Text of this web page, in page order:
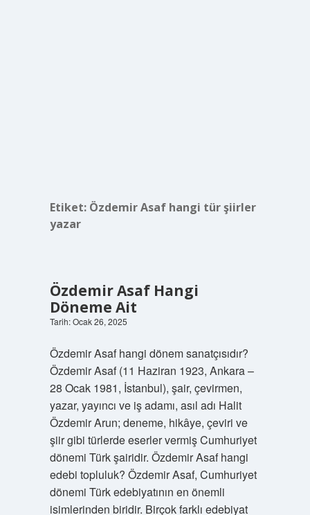
Etiket: Özdemir Asaf hangi tür şiirler
yazar
Özdemir Asaf Hangi
Döneme Ait
Tarih: Ocak 26, 2025
Özdemir Asaf hangi dönem sanatçısıdır?
Özdemir Asaf (11 Haziran 1923, Ankara –
28 Ocak 1981, İstanbul), şair, çevirmen,
yazar, yayıncı ve iş adamı, asıl adı Halit
Özdemir Arun; deneme, hikâye, çeviri ve
şiir gibi türlerde eserler vermiş Cumhuriyet
dönemi Türk şairidir. Özdemir Asaf hangi
edebi topluluk? Özdemir Asaf, Cumhuriyet
dönemi Türk edebiyatının en önemli
isimlerinden biridir. Birçok farklı edebiyat